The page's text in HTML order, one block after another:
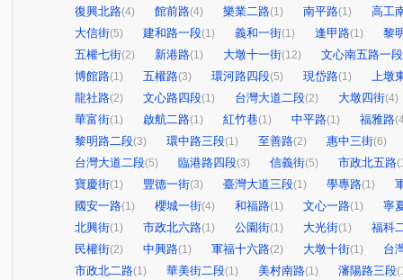
復興北路(4) 館前路(4) 樂業二路(1) 南平路(1)
高工
大信街(5) 建和路一段(1) 義和一街(1) 逢甲路(1)
黎
五權七街(2) 新港路(1) 大墩十一街(12)
文心南五路一段
博館路(1) 五權路(3) 環河路四段(5) 現岱路(1)
上墩
龍社路(2) 文心路四段(1) 台灣大道二段(2) 大墩四街(4)
華富街(1) 啟航二路(1) 紅竹巷(1) 中平路(1) 福雅路
黎明路二段(3) 環中路三段(1) 至善路(2) 惠中三街(6)
台灣大道二段(5) 臨港路四段(3) 信義街(5) 市政北五路
寶慶街(1) 豐德一街(3) 臺灣大道三段(1) 學專路(1)
國安一路(1) 櫻城一街(4) 和福路(1) 文心一路(1)
寧
北興街(1) 市政北六路(1) 公園街(1) 大光街(1)
福科
民權街(2) 中興路(1) 軍福十六路(2) 大墩十街(1)
台
市政北二路(1) 華美街二段(1) 美村南路(1) 瀋陽路三段